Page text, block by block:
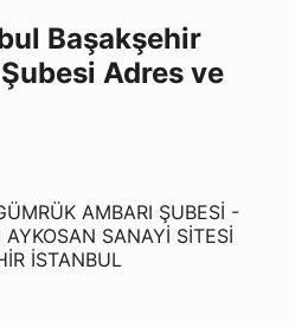
Başakşehir
Adres ve
AMBARI ŞUBESİ -
SANAYİ SİTESİ
İSTANBUL